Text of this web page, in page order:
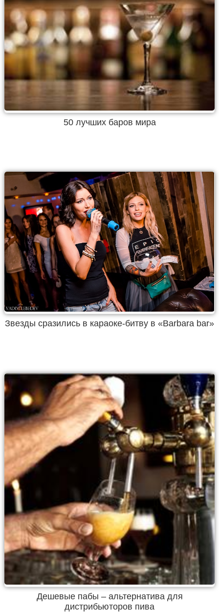
50 лучших баров мира
Звезды сразились в караоке-битву в «Barbara bar»
Дешевые пабы – альтернатива для
дистрибьюторов пива